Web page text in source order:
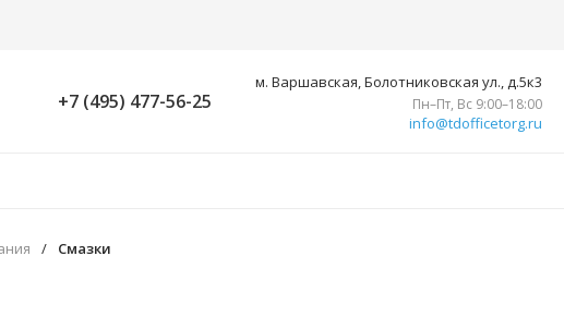
+7 (495) 477-56-25
м. Варшавская, Болотниковская ул., д.5к3
Пн–Пт, Вс 9:00–18:00
info@tdofficetorg.ru
/ Смазки